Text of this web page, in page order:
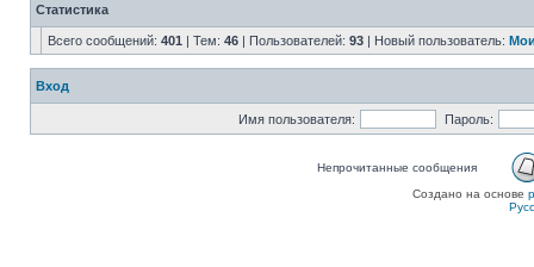
Статистика
Всего сообщений: 401 | Тем: 46 | Пользователей: 93 | Новый пользователь:
Вход
Имя пользователя: Пароль:
Непрочитанные сообщения
Создано на основе